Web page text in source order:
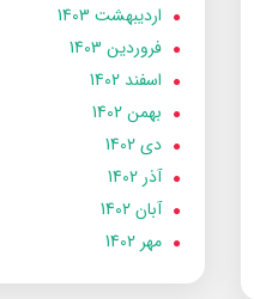
ارديبهشت 1403
فروردین 1403
اسفند 1402
بهمن 1402
دی 1402
آذر 1402
آبان 1402
مهر 1402